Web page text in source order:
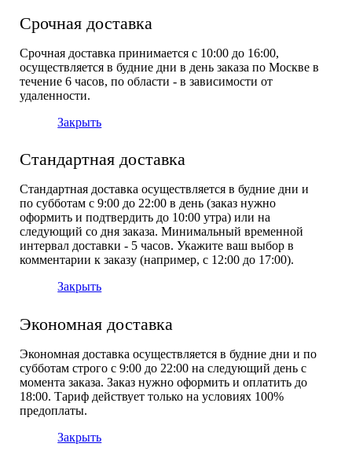
Срочная доставка
Срочная доставка принимается с 10:00 до 16:00,
осуществляется в будние дни в день заказа по Москве в
течение 6 часов, по области - в зависимости от
удаленности.
Закрыть
Стандартная доставка
Стандартная доставка осуществляется в будние дни и
по субботам с 9:00 до 22:00 в день (заказ нужно
оформить и подтвердить до 10:00 утра) или на
следующий со дня заказа. Минимальный временной
интервал доставки - 5 часов. Укажите ваш выбор в
комментарии к заказу (например, с 12:00 до 17:00).
Закрыть
Экономная доставка
Экономная доставка осуществляется в будние дни и по
субботам строго с 9:00 до 22:00 на следующий день с
момента заказа. Заказ нужно оформить и оплатить до
18:00. Тариф действует только на условиях 100%
предоплаты.
Закрыть